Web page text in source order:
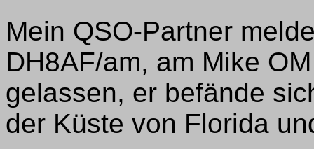
Mein QSO-Partner
DH8AF/am, am Mike
gelassen, er befände
der Küste von Florida